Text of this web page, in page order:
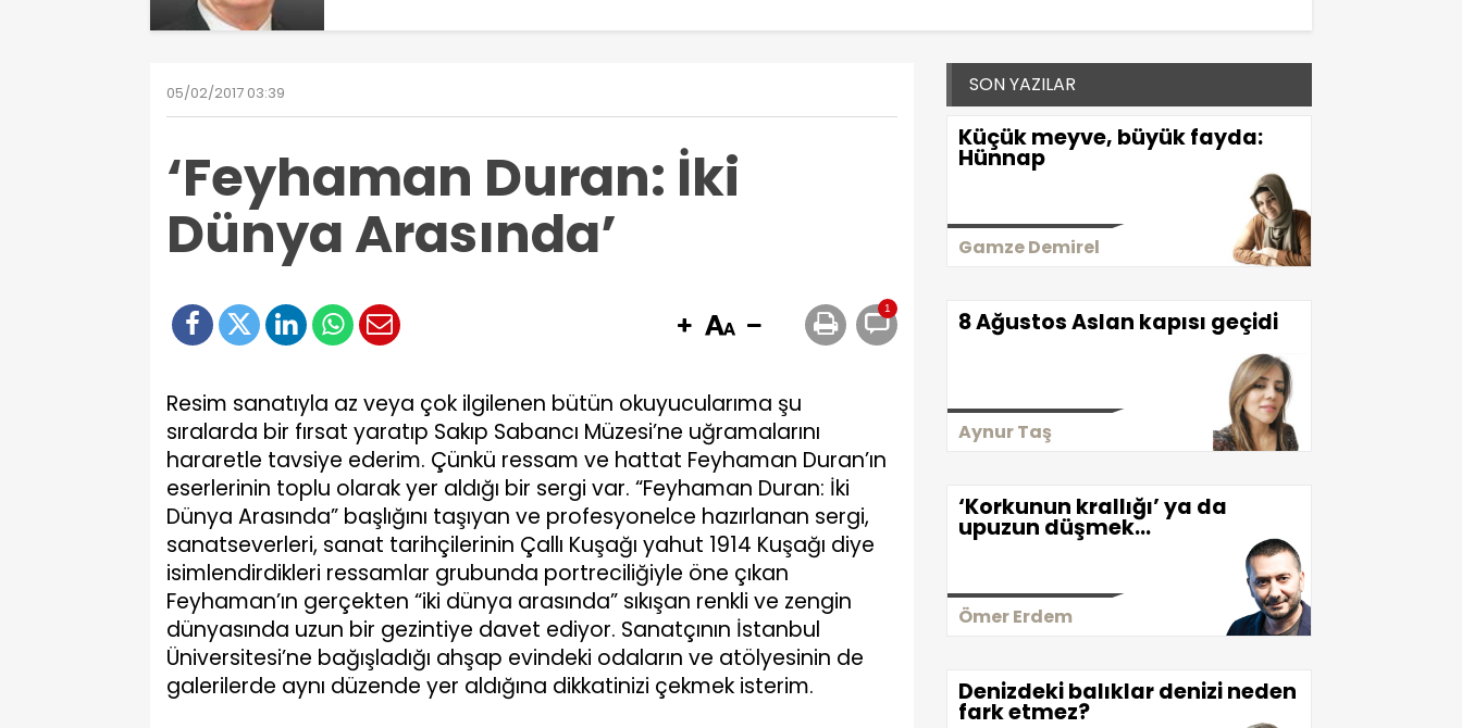
05/02/2017 03:39
‘Feyhaman Duran: İki
Dünya Arasında’
1
Resim sanatıyla az veya çok ilgilenen bütün okuyucularıma şu
sıralarda bir fırsat yaratıp Sakıp Sabancı Müzesi’ne uğramalarını
hararetle tavsiye ederim. Çünkü ressam ve hattat Feyhaman Duran’ın
eserlerinin toplu olarak yer aldığı bir sergi var. “Feyhaman Duran: İki
Dünya Arasında” başlığını taşıyan ve profesyonelce hazırlanan sergi,
sanatseverleri, sanat tarihçilerinin Çallı Kuşağı yahut 1914 Kuşağı diye
isimlendirdikleri ressamlar grubunda portreciliğiyle öne çıkan
Feyhaman’ın gerçekten “iki dünya arasında” sıkışan renkli ve zengin
dünyasında uzun bir gezintiye davet ediyor. Sanatçının İstanbul
Üniversitesi’ne bağışladığı ahşap evindeki odaların ve atölyesinin de
galerilerde aynı düzende yer aldığına dikkatinizi çekmek isterim.
SON YAZILAR
Küçük meyve, büyük fayda:
Hünnap
Gamze Demirel
8 Ağustos Aslan kapısı geçidi
Aynur Taş
‘Korkunun krallığı’ ya da
upuzun düşmek…
Ömer Erdem
Denizdeki balıklar denizi neden
fark etmez?